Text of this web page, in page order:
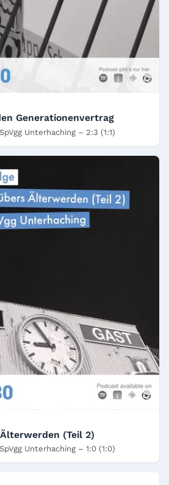
Generationenvertrag
Unterhaching – 2:3 (1:1)
(Teil 2)
Unterhaching – 1:0 (1:0)